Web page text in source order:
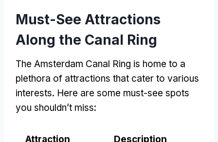
Must-See Attractions
Along the Canal Ring
The Amsterdam Canal Ring is home to a
plethora of attractions that cater to various
interests. Here are some must-see spots
you shouldn’t miss:
Attraction Description